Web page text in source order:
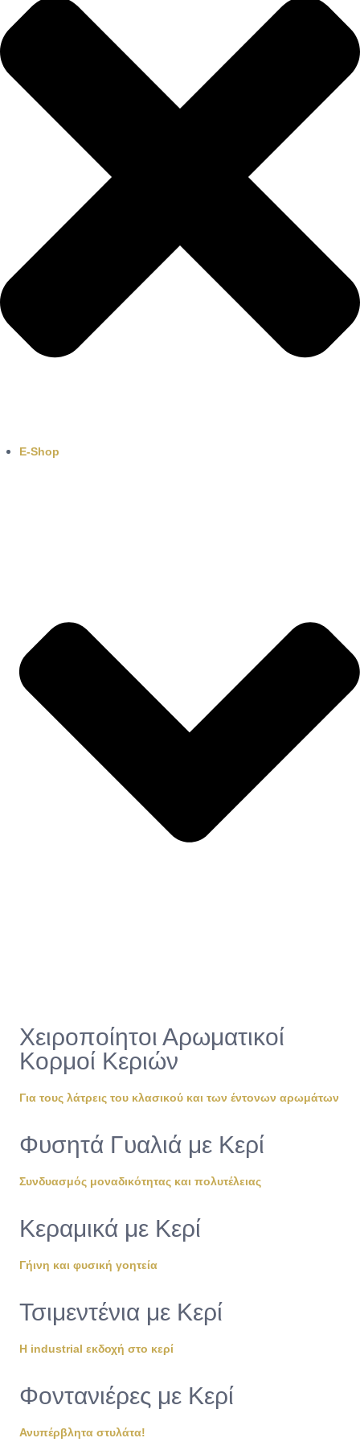
E-Shop
Χειροποίητοι Αρωματικοί
Κορμοί Κεριών
Για τους λάτρεις του κλασικού και των έντονων αρωμάτων
Φυσητά Γυαλιά με Κερί
Συνδυασμός μοναδικότητας και πολυτέλειας
Κεραμικά με Κερί
Γήινη και φυσική γοητεία
Τσιμεντένια με Κερί
Η industrial εκδοχή στο κερί
Φοντανιέρες με Κερί
Ανυπέρβλητα στυλάτα!